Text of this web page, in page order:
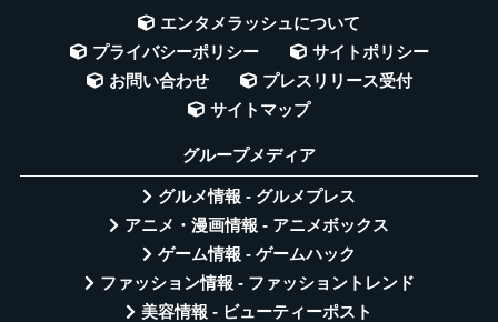
エンタメラッシュについて
プライバシーポリシー
サイトポリシー
お問い合わせ
プレスリリース受付
サイトマップ
グループメディア
グルメ情報 - グルメプレス
アニメ・漫画情報 - アニメボックス
ゲーム情報 - ゲームハック
ファッション情報 - ファッショントレンド
美容情報 - ビューティーポスト